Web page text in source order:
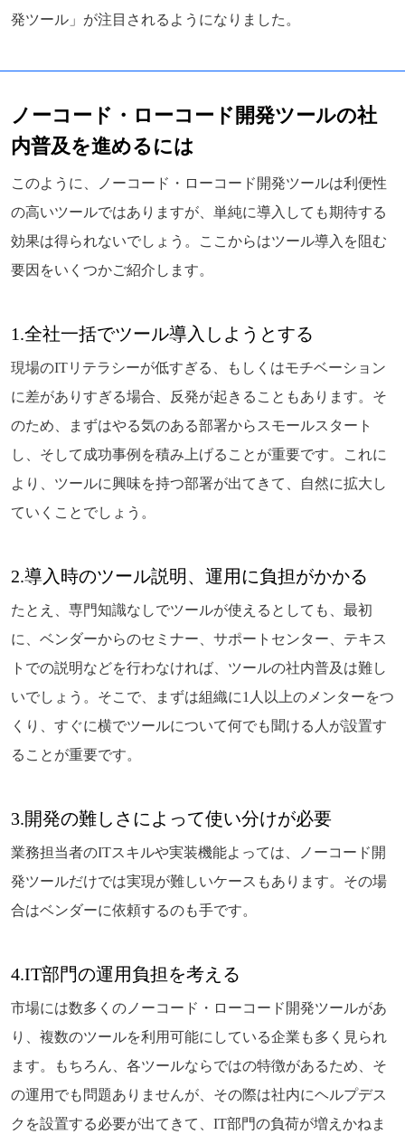
発ツール」が注目されるようになりました。
ノーコード・ローコード開発ツールの社
内普及を進めるには
このように、ノーコード・ローコード開発ツールは利便性
の高いツールではありますが、単純に導入しても期待する
効果は得られないでしょう。ここからはツール導入を阻む
要因をいくつかご紹介します。
1.全社一括でツール導入しようとする
現場のITリテラシーが低すぎる、もしくはモチベーション
に差がありすぎる場合、反発が起きることもあります。そ
のため、まずはやる気のある部署からスモールスタート
し、そして成功事例を積み上げることが重要です。これに
より、ツールに興味を持つ部署が出てきて、自然に拡大し
ていくことでしょう。
2.導入時のツール説明、運用に負担がかかる
たとえ、専門知識なしでツールが使えるとしても、最初
に、ベンダーからのセミナー、サポートセンター、テキス
トでの説明などを行わなければ、ツールの社内普及は難し
いでしょう。そこで、まずは組織に1人以上のメンターをつ
くり、すぐに横でツールについて何でも聞ける人が設置す
ることが重要です。
3.開発の難しさによって使い分けが必要
業務担当者のITスキルや実装機能よっては、ノーコード開
発ツールだけでは実現が難しいケースもあります。その場
合はベンダーに依頼するのも手です。
4.IT部門の運用負担を考える
市場には数多くのノーコード・ローコード開発ツールがあ
り、複数のツールを利用可能にしている企業も多く見られ
ます。もちろん、各ツールならではの特徴があるため、そ
の運用でも問題ありませんが、その際は社内にヘルプデス
クを設置する必要が出てきて、IT部門の負荷が増えかねま